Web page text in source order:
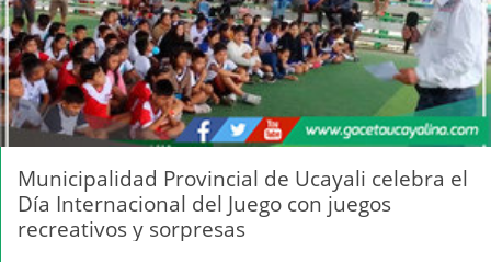
Municipalidad Provincial de Ucayali celebra el
Día Internacional del Juego con juegos
recreativos y sorpresas